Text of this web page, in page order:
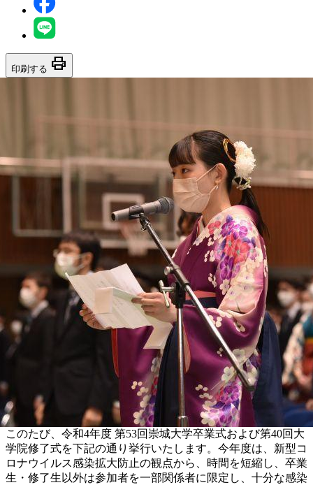
印刷する print
このたび、令和4年度 第53回崇城大学卒業式および第40回大
学院修了式を下記の通り挙行いたします。今年度は、新型コ
ロナウイルス感染拡大防止の観点から、時間を短縮し、卒業
生・修了生以外は参加者を一部関係者に限定し、十分な感染